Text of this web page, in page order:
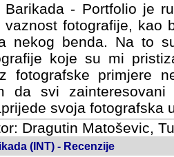
Barikada - Portfolio je
vaznost fotografije, kao
nekog benda. Na to
koje su mi
primjere
fotografska umijeca.
Dragutin Matoševic,
(INT) - Recenzije